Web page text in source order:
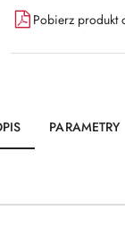
Pobierz produkt
PARAMETRY